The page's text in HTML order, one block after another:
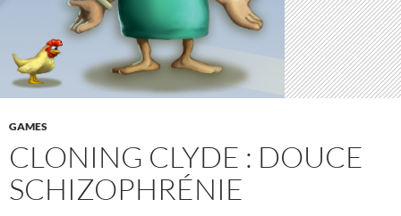
GAMES
CLONING CLYDE : DOUCE
SCHIZOPHRÉNIE